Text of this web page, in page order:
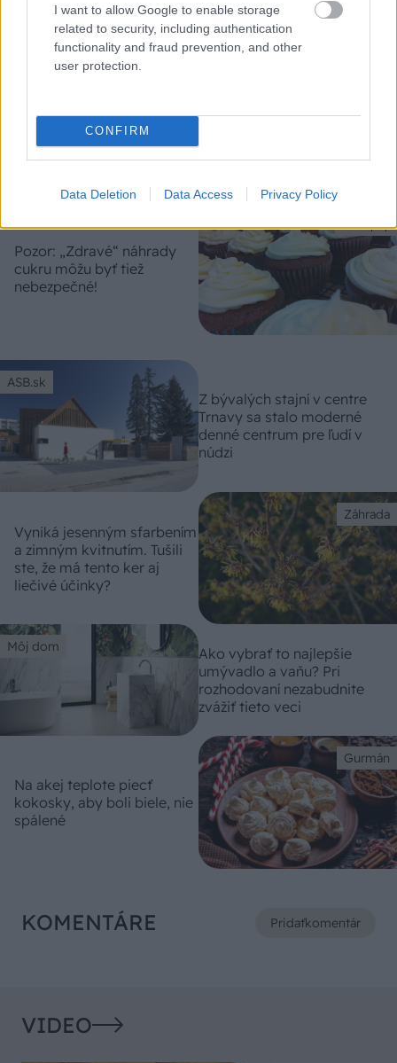
I want to allow Google to enable storage
related to security, including authentication
functionality and fraud prevention, and other
user protection.
CONFIRM
Data Deletion Data Access Privacy Policy
Rozmarín kmeňový
Recepty
Pozor: „Zdravé“ náhrady
cukru môžu byť tiež
nebezpečné!
ASB.sk
Z bývalých stajní v centre
Trnavy sa stalo moderné
denné centrum pre ľudí v
núdzi
Záhrada
Vyniká jesenným sfarbením
a zimným kvitnutím. Tušili
ste, že má tento ker aj
liečivé účinky?
Môj dom
Ako vybrať to najlepšie
umývadlo a vaňu? Pri
rozhodovaní nezabudnite
zvážiť tieto veci
Gurmán
Na akej teplote piecť
kokosky, aby boli biele, nie
spálené
KOMENTÁRE Pridaťkomentár
VIDEO